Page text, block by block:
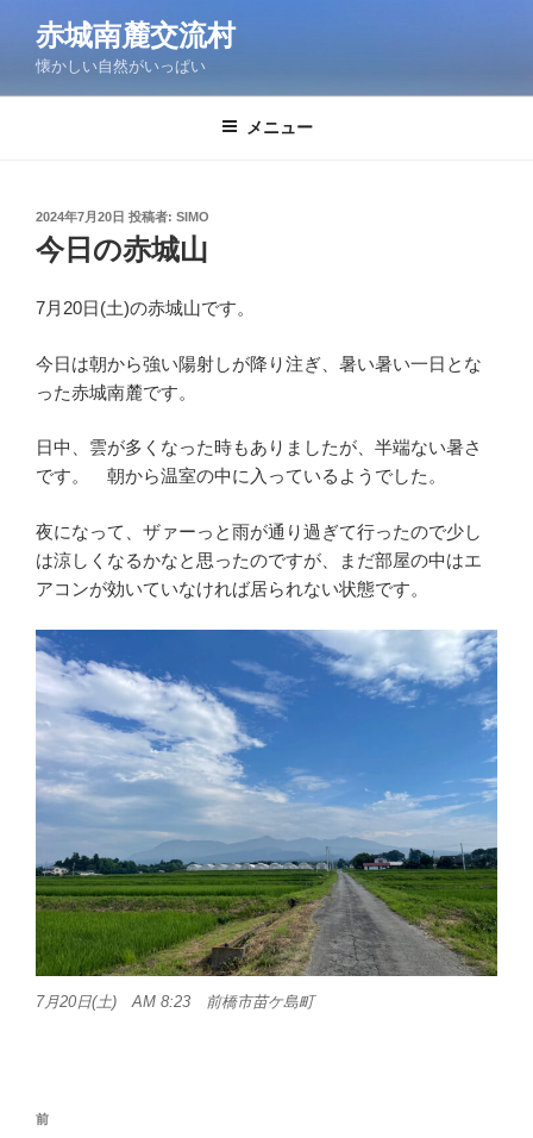
ン
赤城南麓交流村
懐かしい自然がいっぱい
メニュー
投
稿
日:
2024年7月20日 投稿者: SIMO
今日の赤城山
7月20日(土)の赤城山です。
今日は朝から強い陽射しが降り注ぎ、暑い暑い一日とな
った赤城南麓です。
日中、雲が多くなった時もありましたが、半端ない暑さ
です。 朝から温室の中に入っているようでした。
夜になって、ザァーっと雨が通り過ぎて行ったので少し
は涼しくなるかなと思ったのですが、まだ部屋の中はエ
アコンが効いていなければ居られない状態です。
7月20日(土) AM 8:23 前橋市苗ケ島町
投
前
前